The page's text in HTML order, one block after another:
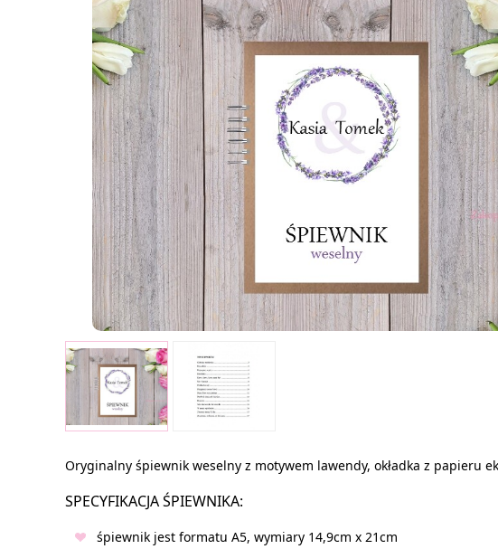
Oryginalny śpiewnik weselny z motywem lawendy, okładka z papieru
SPECYFIKACJA ŚPIEWNIKA:
śpiewnik jest formatu A5, wymiary 14,9cm x 21cm